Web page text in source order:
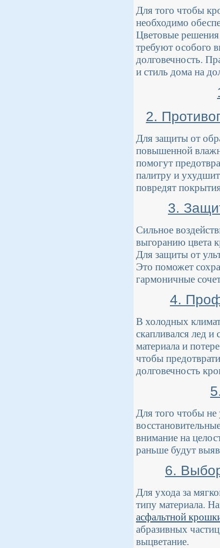
Для того чтобы
необходимо
Цветовые решения
требуют особого
долговечность.
и стиль дома на
2.
Для защиты от
повышенной
помогут
палитру и
повредят
3.
Сильное
выгоранию цвета
Для защиты от
Это поможет
гармоничные
4.
В холодных
скапливался лед
материала и
чтобы
долговечность
Для того чтобы не
внимание на
раньше будут
6.
Для ухода за
типу материала.
асфальтной
абразивных
выцветание.